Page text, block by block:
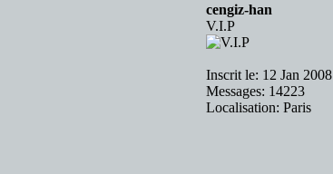
cengiz-han
V.I.P
Inscrit le: 12 Jan 2008
Messages: 14223
Localisation: Paris